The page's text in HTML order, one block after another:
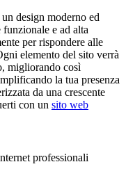
design moderno ed
funzionale e ad alta
per rispondere alle
elemento del sito verrà
migliorando così
la tua presenza
da una crescente
con un sito web